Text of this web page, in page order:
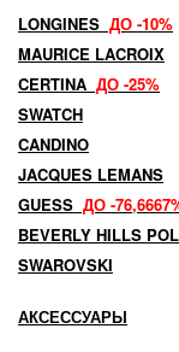
LONGINES ДО -10%
MAURICE LACROIX
CERTINA ДО -25%
SWATCH
CANDINO
JACQUES LEMANS
GUESS ДО -
BEVERLY HILLS
SWAROVSKI
АКСЕССУАРЫ